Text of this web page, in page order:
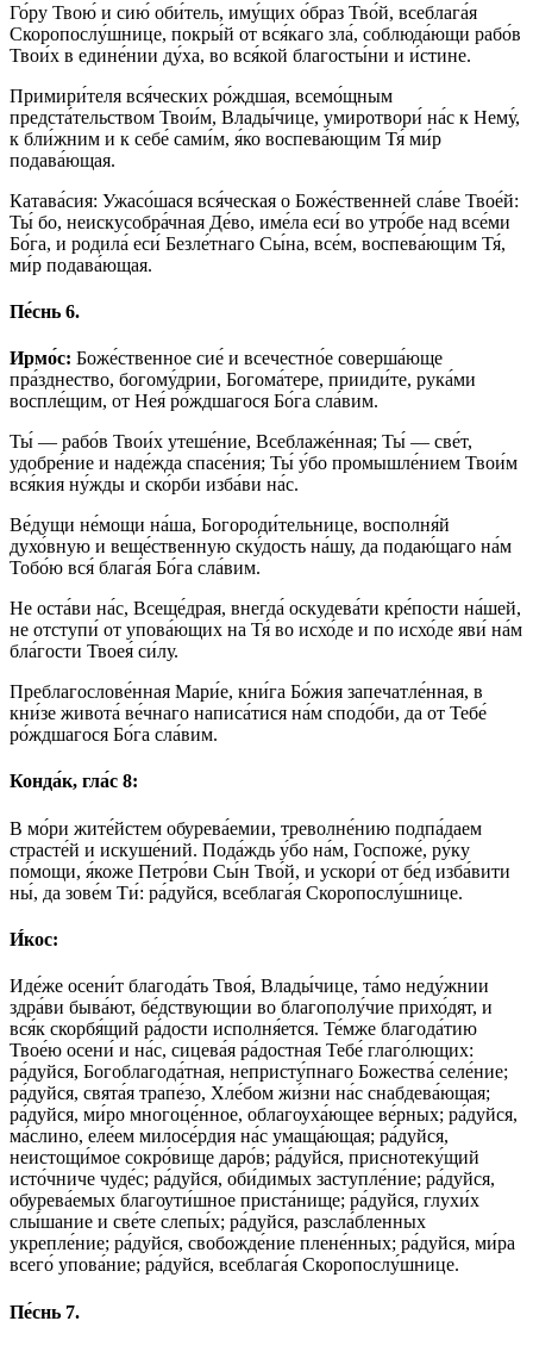
Го́ру Твою́ и сию́ оби́тель, иму́щих о́браз Тво́й, всеблага́я
Скоропослу́шнице, покры́й от вся́каго зла́, соблюда́ющи рабо́в
Твои́х в едине́нии ду́ха, во вся́кой благосты́ни и и́стине.
Примири́теля вся́ческих ро́ждшая, всемо́щным
предста́тельством Твои́м, Влады́чице, умиротвори́ на́с к Нему́,
к бли́жним и к себе́ сами́м, я́ко воспева́ющим Тя́ ми́р
подава́ющая.
Катава́сия: Ужасо́шася вся́ческая о Боже́ственней сла́ве Твое́й:
Ты́ бо, неискусобра́чная Де́во, име́ла еси́ во утро́бе над все́ми
Бо́га, и родила́ еси́ Безле́тнаго Сы́на, все́м, воспева́ющим Тя́,
ми́р подава́ющая.
Пе́снь 6.
Ирмо́с: Боже́ственное сие́ и всечестно́е соверша́юще
пра́зднество, богому́дрии, Богома́тере, прииди́те, рука́ми
воспле́щим, от Нея́ ро́ждшагося Бо́га сла́вим.
Ты́ — рабо́в Твои́х утеше́ние, Всеблаже́нная; Ты́ — све́т,
удобре́ние и наде́жда спасе́ния; Ты́ у́бо промышле́нием Твои́м
вся́кия ну́жды и ско́рби изба́ви на́с.
Ве́дущи не́мощи на́ша, Богороди́тельнице, восполня́й
духо́вную и веще́ственную ску́дость на́шу, да подаю́щаго на́м
Тобо́ю вся́ блага́я Бо́га сла́вим.
Не оста́ви на́с, Всеще́драя, внегда́ оскудева́ти кре́пости на́шей,
не отступи́ от упова́ющих на Тя́ во исхо́де и по исхо́де яви́ на́м
бла́гости Твоея́ си́лу.
Преблагослове́нная Мари́е, кни́га Бо́жия запечатле́нная, в
кни́зе живота́ ве́чнаго написа́тися на́м сподо́би, да от Тебе́
ро́ждшагося Бо́га сла́вим.
Конда́к, гла́с 8:
В мо́ри жите́йстем обурева́емии, треволне́нию подпа́даем
страсте́й и искуше́ний. Пода́ждь у́бо на́м, Госпоже́, ру́ку
по́мощи, я́коже Петро́ви Сы́н Тво́й, и ускори́ от бе́д изба́вити
ны́, да зове́м Ти́: ра́дуйся, всеблага́я Скоропослу́шнице.
И́кос:
Иде́же осени́т благода́ть Твоя́, Влады́чице, та́мо неду́жнии
здра́ви быва́ют, бе́дствующии во благополу́чие прихо́дят, и
вся́к скорбя́щий ра́дости исполня́ется. Те́мже благода́тию
Твое́ю осени́ и на́с, сицева́я ра́достная Тебе́ глаго́лющих:
ра́дуйся, Богоблагода́тная, непристу́пнаго Божества́ селе́ние;
ра́дуйся, свята́я трапе́зо, Хле́бом жи́зни на́с снабдева́ющая;
ра́дуйся, ми́ро многоце́нное, облагоуха́ющее ве́рных; ра́дуйся,
ма́слино, еле́ем милосе́рдия на́с умаща́ющая; ра́дуйся,
неистощи́мое сокро́вище даро́в; ра́дуйся, приснотеку́щий
исто́чниче чуде́с; ра́дуйся, оби́димых заступле́ние; ра́дуйся,
обурева́емых благоути́шное приста́нище; ра́дуйся, глухи́х
слы́шание и све́те слепы́х; ра́дуйся, разсла́бленных
укрепле́ние; ра́дуйся, свобожде́ние плене́нных; ра́дуйся, ми́ра
всего́ упова́ние; ра́дуйся, всеблага́я Скоропослу́шнице.
Пе́снь 7.